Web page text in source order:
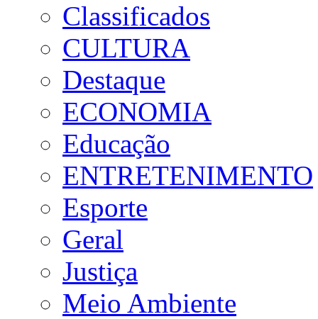
Classificados
CULTURA
Destaque
ECONOMIA
Educação
ENTRETENIMENTO
Esporte
Geral
Justiça
Meio Ambiente